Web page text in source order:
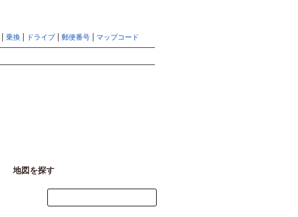
乗換 ドライブ 郵便番号 マップコード
地図を探す